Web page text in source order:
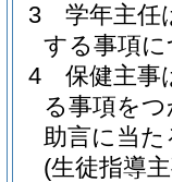
3
学年主任
する事項
4
保健主事
る事項を
助言に当た
(生徒指導